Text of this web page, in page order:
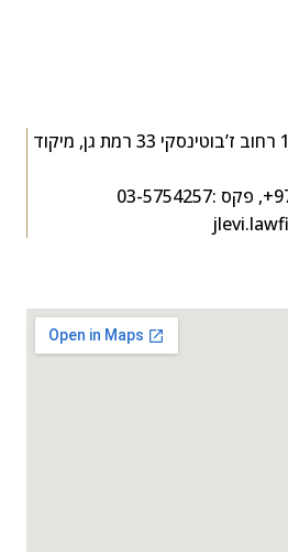
כתובת :מגדל התאומים 1 רחוב ז’בוטינסקי 33 רמת גן, מיקוד